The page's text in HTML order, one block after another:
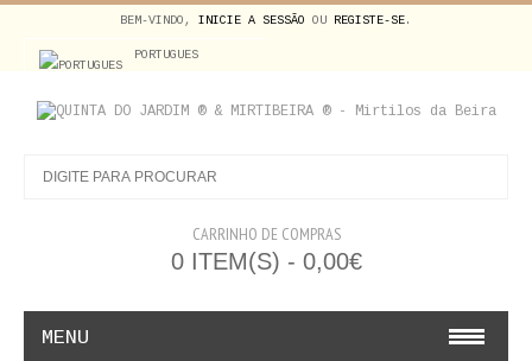
BEM-VINDO, INICIE A SESSÃO OU REGISTE-SE.
PORTUGUES
CARRINHO DE COMPRAS
0 ITEM(S) - 0,00€
MENU